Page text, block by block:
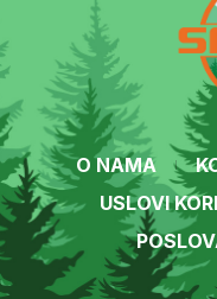
O NAMA
USLOVI